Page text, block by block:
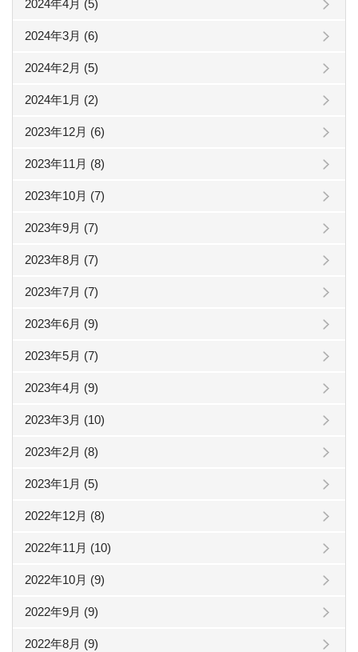
2024年4月 (5)
2024年3月 (6)
2024年2月 (5)
2024年1月 (2)
2023年12月 (6)
2023年11月 (8)
2023年10月 (7)
2023年9月 (7)
2023年8月 (7)
2023年7月 (7)
2023年6月 (9)
2023年5月 (7)
2023年4月 (9)
2023年3月 (10)
2023年2月 (8)
2023年1月 (5)
2022年12月 (8)
2022年11月 (10)
2022年10月 (9)
2022年9月 (9)
2022年8月 (9)